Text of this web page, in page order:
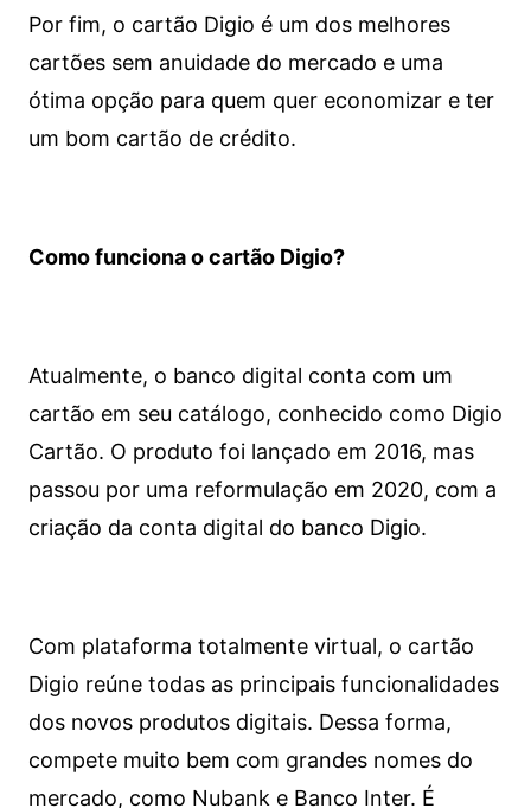
Por fim, o cartão Digio é um dos melhores
cartões sem anuidade do mercado e uma
ótima opção para quem quer economizar e ter
um bom cartão de crédito.
Como funciona o cartão Digio?
Atualmente, o banco digital conta com um
cartão em seu catálogo, conhecido como Digio
Cartão. O produto foi lançado em 2016, mas
passou por uma reformulação em 2020, com a
criação da conta digital do banco Digio.
Com plataforma totalmente virtual, o cartão
Digio reúne todas as principais funcionalidades
dos novos produtos digitais. Dessa forma,
compete muito bem com grandes nomes do
mercado, como Nubank e Banco Inter. É